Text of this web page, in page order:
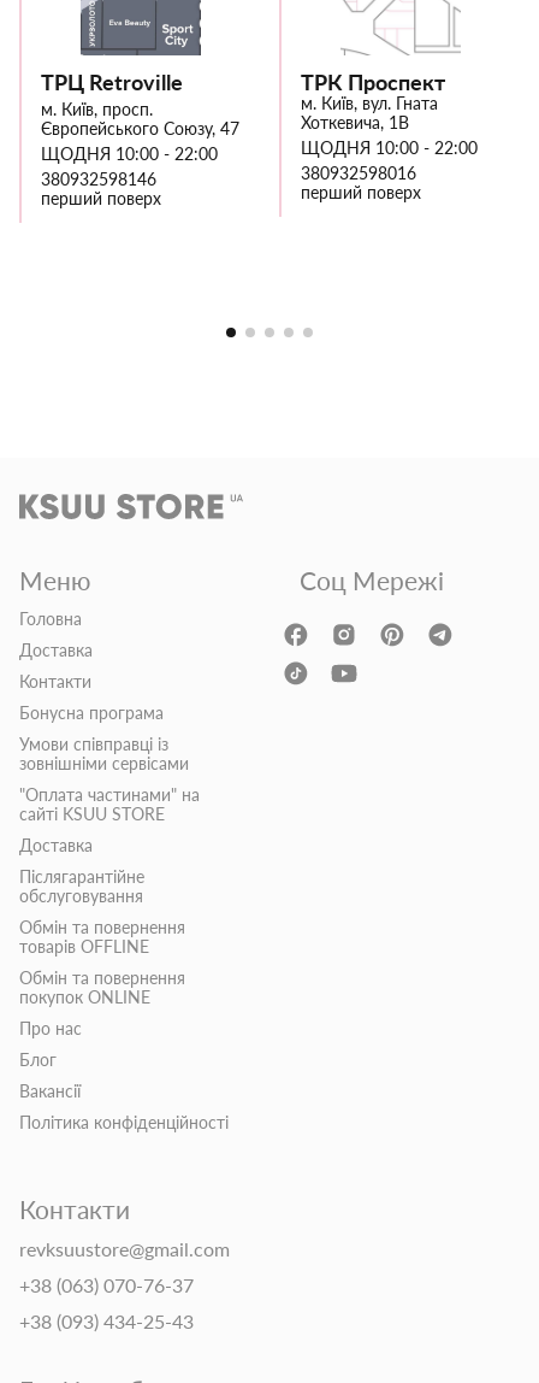
ТРЦ Retroville
м. Київ, просп.
Європейського Союзу, 47
ЩОДНЯ 10:00 - 22:00
380932598146
перший поверх
ТРК Проспект
м. Київ, вул. Гната
Хоткевича, 1В
ЩОДНЯ 10:00 - 22:00
380932598016
перший поверх
Меню
Головна
Доставка
Контакти
Бонусна програма
Умови співправці із
зовнішніми сервісами
"Оплата частинами" на
сайті KSUU STORE
Доставка
Післягарантійне
обслуговування
Обмін та повернення
товарів OFFLINE
Обмін та повернення
покупок ONLINE
Про нас
Блог
Вакансії
Політика конфіденційності
Контакти
revksuustore@gmail.com
+38 (063) 070-76-37
+38 (093) 434-25-43
Соц Мережі